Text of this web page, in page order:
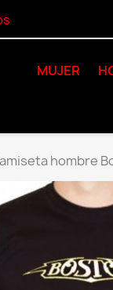
MUJER
hombre